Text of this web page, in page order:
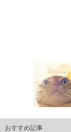
おすすめ記事